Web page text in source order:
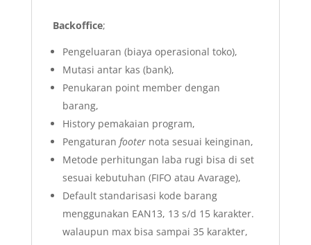
Backoffice;
Pengeluaran (biaya operasional toko),
Mutasi antar kas (bank),
Penukaran point member dengan
barang,
History pemakaian program,
Pengaturan footernota sesuai keinginan,
Metode perhitungan laba rugi bisa di set
sesuai kebutuhan (FIFO atau Avarage),
Default standarisasi kode barang
menggunakan EAN13, 13 s/d 15 karakter.
walaupun max bisa sampai 35 karakter,